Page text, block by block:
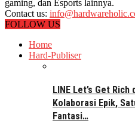
gaming, dan Esports lainnya.
Contact us:
FOLLOW US
Home
Hard-Publiser
LINE Let’s Get
Kolaborasi Epik,
Fantasi…